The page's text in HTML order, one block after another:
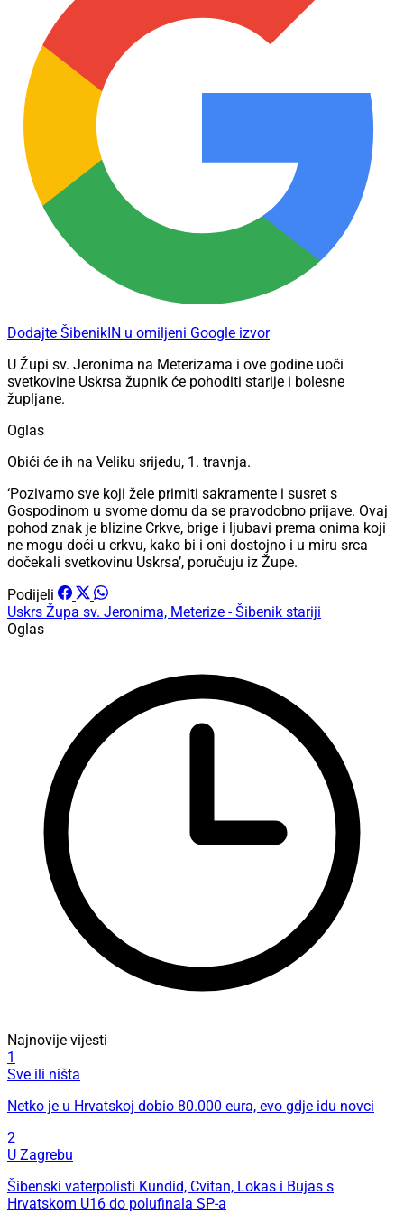
Dodajte ŠibenikIN u omiljeni Google izvor
U Župi sv. Jeronima na Meterizama i ove godine uoči
svetkovine Uskrsa župnik će pohoditi starije i bolesne
župljane.
Oglas
Obići će ih na Veliku srijedu, 1. travnja.
‘Pozivamo sve koji žele primiti sakramente i susret s
Gospodinom u svome domu da se pravodobno prijave. Ovaj
pohod znak je blizine Crkve, brige i ljubavi prema onima koji
ne mogu doći u crkvu, kako bi i oni dostojno i u miru srca
dočekali svetkovinu Uskrsa’, poručuju iz Župe.
Podijeli
Uskrs Župa sv. Jeronima, Meterize - Šibenik stariji
Oglas
Najnovije vijesti
1
Sve ili ništa
Netko je u Hrvatskoj dobio 80.000 eura, evo gdje idu novci
2
U Zagrebu
Šibenski vaterpolisti Kundid, Cvitan, Lokas i Bujas s
Hrvatskom U16 do polufinala SP-a